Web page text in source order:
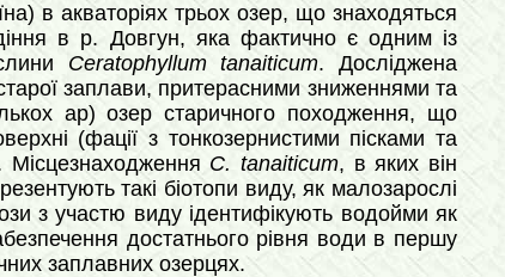
в акваторіях трьох озер, що знаходяться
в р. Довгун, яка фактично є одним із
Сeratophyllum tanaiticum. Досліджена
заплави, притерасними зниженнями та
ар) озер старичного походження, що
(фації з тонкозернистими пісками та
Місцезнаходження С. tanaiticum, в яких він
такі біотопи виду, як малозарослі
з участю виду ідентифікують водойми як
достатнього рівня води в першу
заплавних озерцях.